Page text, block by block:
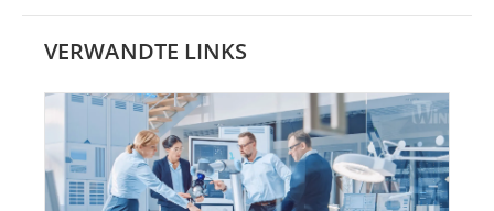
VERWANDTE LINKS